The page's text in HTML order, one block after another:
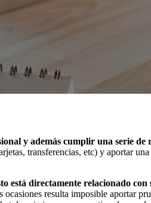
y además cumplir una serie de
transferencias, etc) y aportar
está directamente relacionado
resulta imposible aportar